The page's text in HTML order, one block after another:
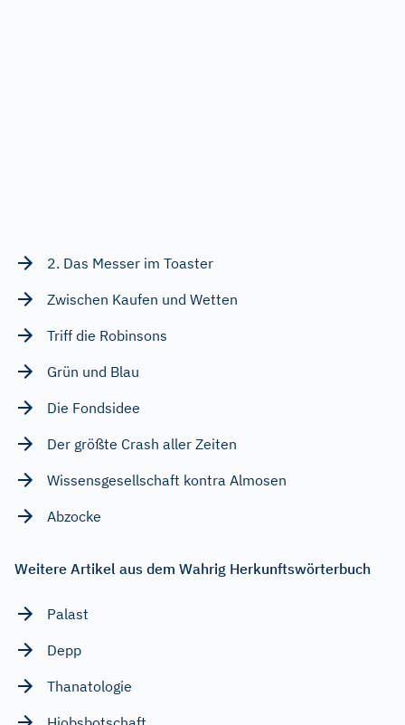
2. Das Messer im Toaster
Zwischen Kaufen und Wetten
Triff die Robinsons
Grün und Blau
Die Fondsidee
Der größte Crash aller Zeiten
Wissensgesellschaft kontra Almosen
Abzocke
Weitere Artikel aus dem Wahrig Herkunftswörterbuch
Palast
Depp
Thanatologie